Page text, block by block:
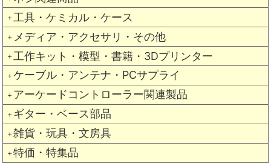
＋ 工具・ケミカル・ケース
＋ メディア・アクセサリ・その他
＋ 工作キット・模型・書籍・3Dプリンター
＋ ケーブル・アンテナ・PCサプライ
＋ アーケードコントローラー関連製品
＋ ギター・ベース部品
＋ 雑貨・玩具・文房具
＋ 特価・特集品